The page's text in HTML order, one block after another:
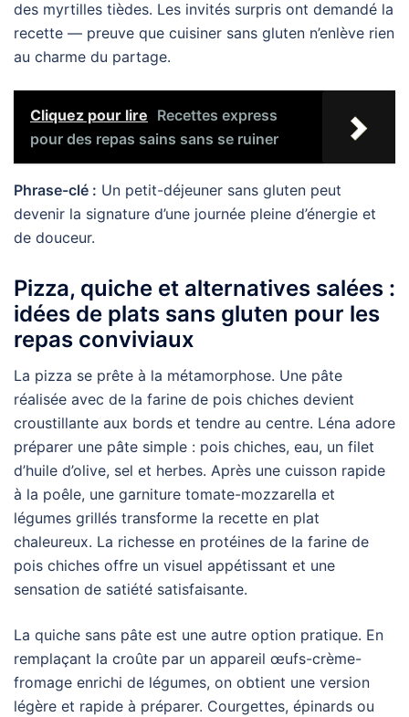
des myrtilles tièdes. Les invités surpris ont demandé la
recette — preuve que cuisiner sans gluten n’enlève rien
au charme du partage.
Cliquez pour lire Recettes express
pour des repas sains sans se ruiner
Phrase-clé : Un petit-déjeuner sans gluten peut
devenir la signature d’une journée pleine d’énergie et
de douceur.
Pizza, quiche et alternatives salées :
idées de plats sans gluten pour les
repas conviviaux
La pizza se prête à la métamorphose. Une pâte
réalisée avec de la farine de pois chiches devient
croustillante aux bords et tendre au centre. Léna adore
préparer une pâte simple : pois chiches, eau, un filet
d’huile d’olive, sel et herbes. Après une cuisson rapide
à la poêle, une garniture tomate-mozzarella et
légumes grillés transforme la recette en plat
chaleureux. La richesse en protéines de la farine de
pois chiches offre un visuel appétissant et une
sensation de satiété satisfaisante.
La quiche sans pâte est une autre option pratique. En
remplaçant la croûte par un appareil œufs-crème-
fromage enrichi de légumes, on obtient une version
légère et rapide à préparer. Courgettes, épinards ou